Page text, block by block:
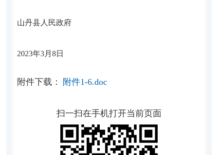
山丹县人民政府
2023年3月 8日
附件下载： 附件1-6.doc
扫一扫在手机打开当前页面